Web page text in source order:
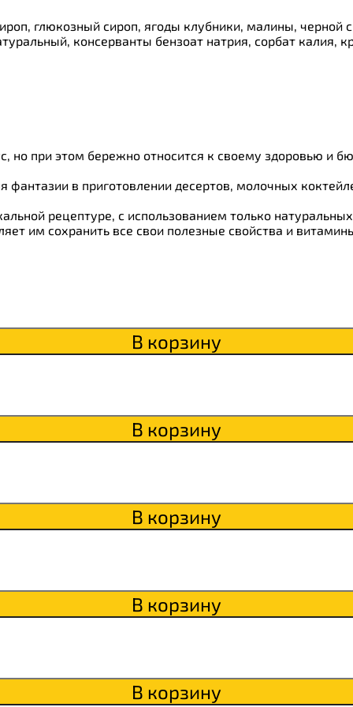
Chikapie
глюкозный сироп, ягоды клубники, малины,
консерванты бензоат натрия, сорбат калия,
но при этом бережно относится к своему здоровью и
в приготовлении десертов, молочных
рецептуре, с использованием только
им сохранить все свои полезные свойства и
В корзину
В корзину
В корзину
В корзину
В корзину